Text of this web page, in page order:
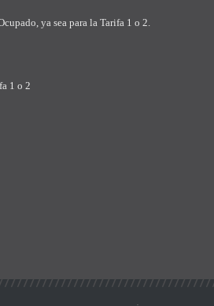
ya sea para la Tarifa 1 o 2.
1 o 2